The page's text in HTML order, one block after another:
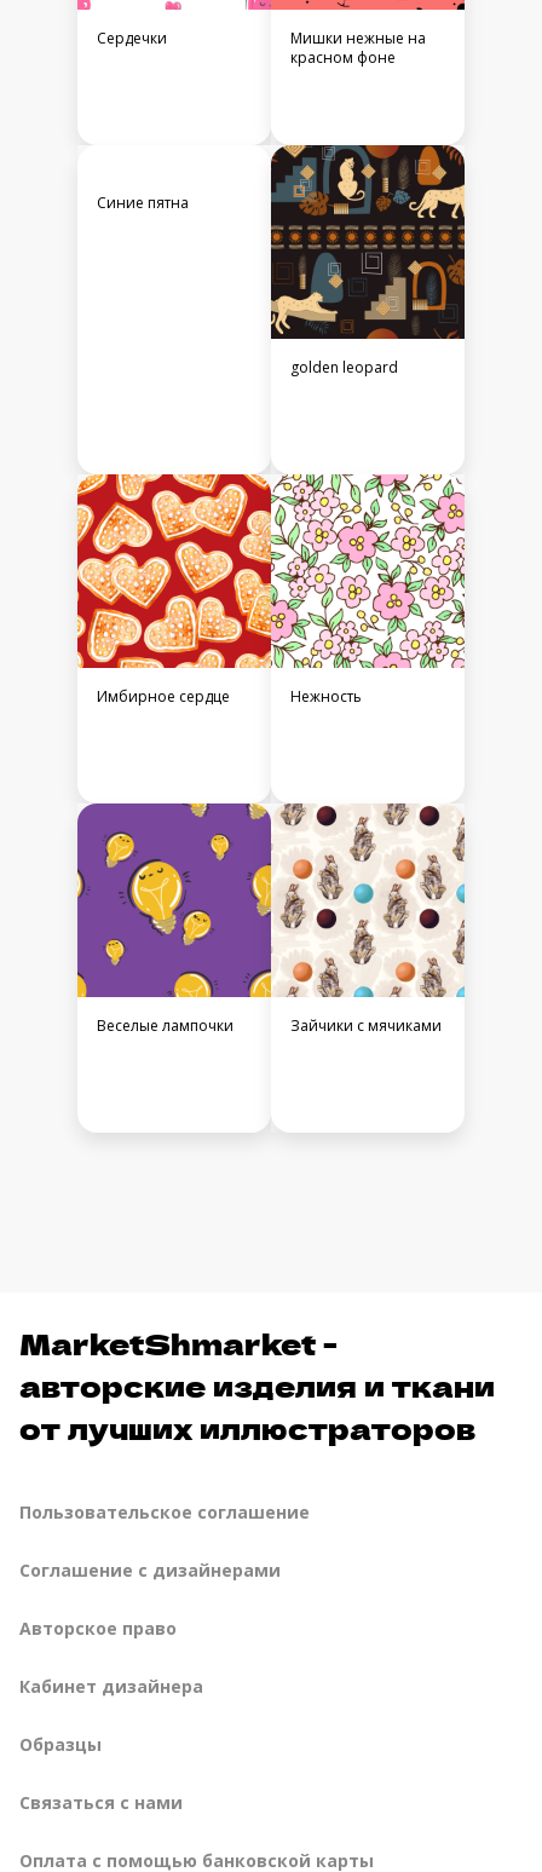
Сердечки
Мишки нежные на
красном фоне
Синие пятна
golden leopard
Имбирное сердце Нежность
Веселые лампочки Зайчики с мячиками
MarketShmarket -
авторские изделия и ткани
от лучших иллюстраторов
Пользовательское соглашение
Соглашение с дизайнерами
Авторское право
Кабинет дизайнера
Образцы
Связаться с нами
Оплата с помощью банковской карты